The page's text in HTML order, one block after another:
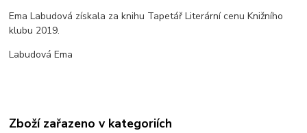
Ema Labudová získala za knihu Tapetář Literární cenu Knižního
klubu 2019.
Labudová Ema
Zboží zařazeno v kategoriích